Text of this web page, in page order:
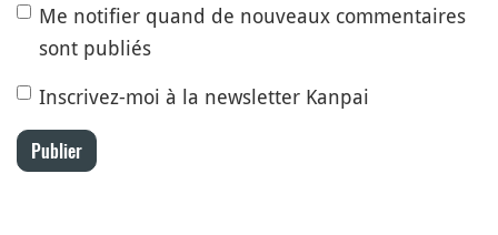
Me notifier quand de nouveaux commentaires
sont publiés
Inscrivez-moi à la newsletter Kanpai
Publier